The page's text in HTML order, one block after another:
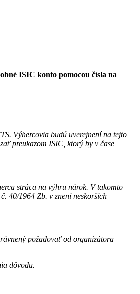
ISIC konto pomocou čísla na
Výhercovia budú uverejnení na tejto
preukazom ISIC, ktorý by v čase
stráca na výhru nárok. V takomto
40/1964 Zb. v znení neskorších
požadovať od organizátora
dôvodu.